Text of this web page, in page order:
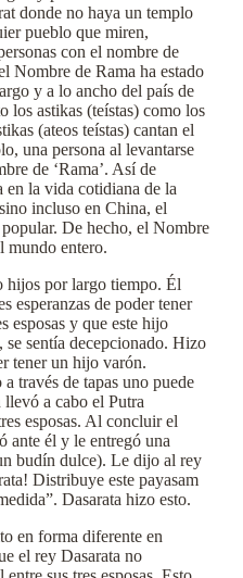
donde no haya un templo
pueblo que miren,
con el nombre de
Nombre de Rama ha estado
y a lo ancho del país de
los astikas (teístas) como los
(ateos teístas) cantan el
una persona al levantarse
de ‘Rama’. Así de
en la vida cotidiana de la
incluso en China, el
De hecho, el Nombre
mundo entero.
hijos por largo tiempo. Él
esperanzas de poder tener
esposas y que este hijo
se sentía decepcionado. Hizo
tener un hijo varón.
través de tapas uno puede
a cabo el Putra
esposas. Al concluir el
ante él y le entregó una
budín dulce). Le dijo al rey
Distribuye este payasam
Dasarata hizo esto.
en forma diferente en
el rey Dasarata no